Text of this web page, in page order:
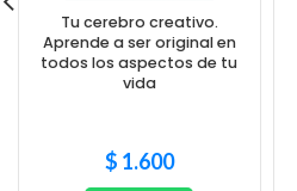
Tu cerebro creativo.
Aprende a ser original en
todos los aspectos de tu
vida
$ 1.600